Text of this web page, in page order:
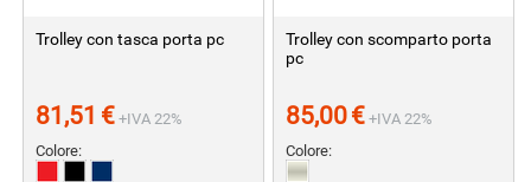
Trolley con tasca porta pc
81,51 € +IVA 22%
Colore:
Trolley con scomparto porta
pc
85,00€ +IVA 22%
Colore: